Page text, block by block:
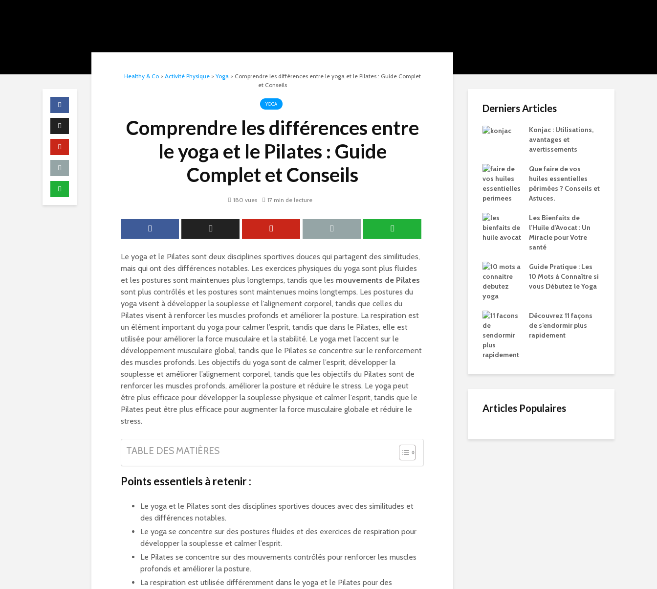
Healthy & Co> Activité Physique> Yoga> Comprendre les différences entre le yoga et le Pilates : Guide Complet
et Conseils
YOGA
Comprendre les différences entre
le yoga et le Pilates : Guide
Complet et Conseils
180 vues 17 min de lecture
Le yoga et le Pilates sont deux disciplines sportives douces qui partagent des similitudes,
mais qui ont des différences notables. Les exercices physiques du yoga sont plus fluides
et les postures sont maintenues plus longtemps, tandis que les mouvements de Pilates
sont plus contrôlés et les postures sont maintenues moins longtemps. Les postures du
yoga visent à développer la souplesse et l’alignement corporel, tandis que celles du
Pilates visent à renforcer les muscles profonds et améliorer la posture. La respiration est
un élément important du yoga pour calmer l’esprit, tandis que dans le Pilates, elle est
utilisée pour améliorer la force musculaire et la stabilité. Le yoga met l’accent sur le
développement musculaire global, tandis que le Pilates se concentre sur le renforcement
des muscles profonds. Les objectifs du yoga sont de calmer l’esprit, développer la
souplesse et améliorer l’alignement corporel, tandis que les objectifs du Pilates sont de
renforcer les muscles profonds, améliorer la posture et réduire le stress. Le yoga peut
être plus efficace pour développer la souplesse physique et calmer l’esprit, tandis que le
Pilates peut être plus efficace pour augmenter la force musculaire globale et réduire le
stress.
TABLE DES MATIÈRES
Points essentiels à retenir :
Le yoga et le Pilates sont des disciplines sportives douces avec des similitudes et
des différences notables.
Le yoga se concentre sur des postures fluides et des exercices de respiration pour
développer la souplesse et calmer l’esprit.
Le Pilates se concentre sur des mouvements contrôlés pour renforcer les muscles
profonds et améliorer la posture.
La respiration est utilisée différemment dans le yoga et le Pilates pour des
Derniers Articles
Konjac : Utilisations,
avantages et
avertissements
Que faire de vos
huiles essentielles
périmées ? Conseils et
Astuces.
Les Bienfaits de
l’Huile d’Avocat : Un
Miracle pour Votre
santé
Guide Pratique : Les
10 Mots à Connaître si
vous Débutez le Yoga
Découvrez 11 façons
de s’endormir plus
rapidement
Articles Populaires